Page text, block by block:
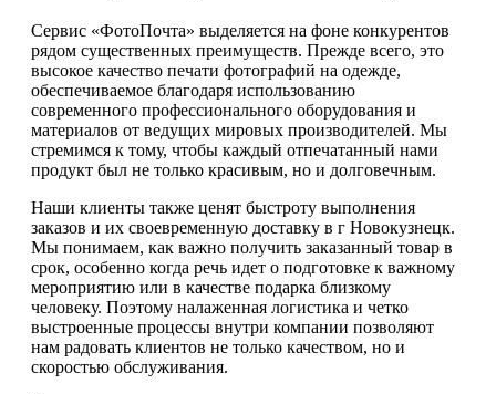
Сервис «ФотоПочта» выделяется на фоне конкурентов
рядом существенных преимуществ. Прежде всего, это
высокое качество печати фотографий на одежде,
обеспечиваемое благодаря использованию
современного профессионального оборудования и
материалов от ведущих мировых производителей. Мы
стремимся к тому, чтобы каждый отпечатанный нами
продукт был не только красивым, но и долговечным.
Наши клиенты также ценят быстроту выполнения
заказов и их своевременную доставку в г Новокузнецк.
Мы понимаем, как важно получить заказанный товар в
срок, особенно когда речь идет о подготовке к важному
мероприятию или в качестве подарка близкому
человеку. Поэтому налаженная логистика и четко
выстроенные процессы внутри компании позволяют
нам радовать клиентов не только качеством, но и
скоростью обслуживания.